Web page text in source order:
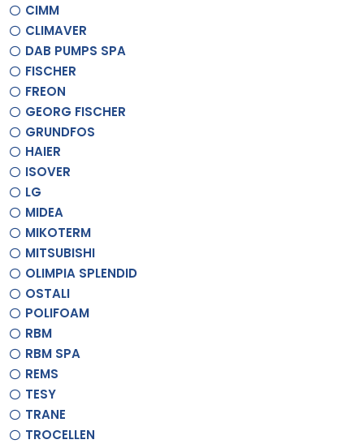
CIMM
CLIMAVER
DAB PUMPS SPA
FISCHER
FREON
GEORG FISCHER
GRUNDFOS
HAIER
ISOVER
LG
MIDEA
MIKOTERM
MITSUBISHI
OLIMPIA SPLENDID
OSTALI
POLIFOAM
RBM
RBM SPA
REMS
TESY
TRANE
TROCELLEN